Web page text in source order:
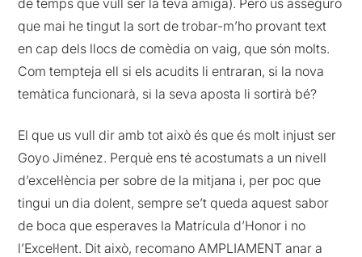
de temps que vull ser la teva amiga). Però us asseguro
que mai he tingut la sort de trobar-m’ho provant text
en cap dels llocs de comèdia on vaig, que són molts.
Com tempteja ell si els acudits li entraran, si la nova
temàtica funcionarà, si la seva aposta li sortirà bé?
El que us vull dir amb tot això és que és molt injust ser
Goyo Jiménez. Perquè ens té acostumats a un nivell
d’excel·lència per sobre de la mitjana i, per poc que
tingui un dia dolent, sempre se’t queda aquest sabor
de boca que esperaves la Matrícula d’Honor i no
l’Excel·lent. Dit això, recomano AMPLIAMENT anar a